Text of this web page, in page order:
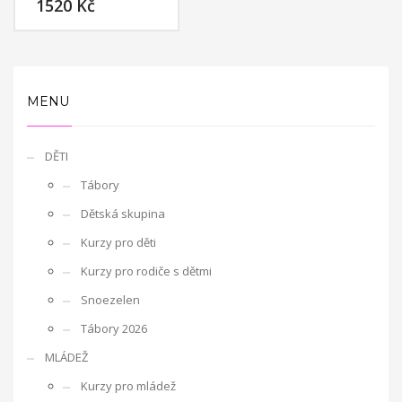
fází projektu je školící kurz (training course), během nějž se
29. 8. 2015. Projekt je financován z programu Erasmus+.
partnerství v programu Erasmus +
strategie partnerství zahrnují také „banku“ nápadů aktivit pro
široké veřejnosti a metodiku shrnující všechny získané
poznatky. Na závěr projektu se také uskuteční souhrnná
informací naleznete na
1520 Kč
MENU
DĚTI
Tábory
Dětská skupina
Kurzy pro děti
Kurzy pro rodiče s dětmi
Snoezelen
Tábory 2026
MLÁDEŽ
Kurzy pro mládež